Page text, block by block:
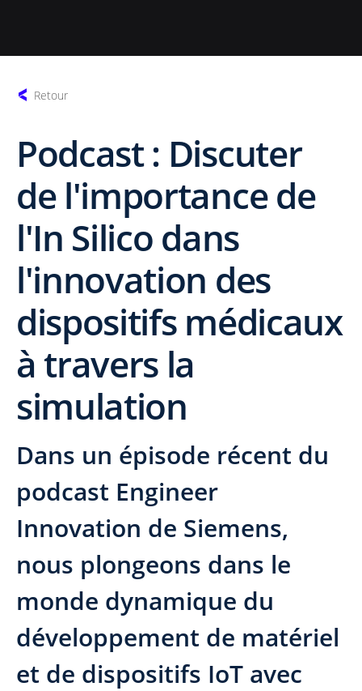
Podcast : Discuter
de l'importance de
l'In Silico dans
l'innovation des
dispositifs médicaux
à travers la
simulation
Dans un épisode récent du
podcast Engineer
Innovation de Siemens,
nous plongeons dans le
monde dynamique du
développement de matériel
et de dispositifs IoT avec
Retour